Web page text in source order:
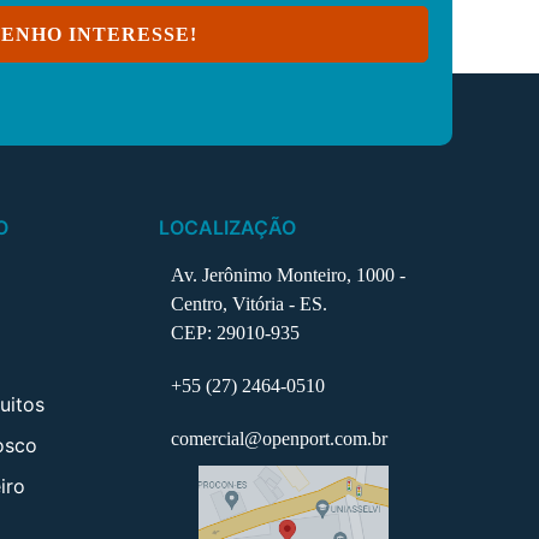
INTERESSE!
LOCALIZAÇÃO
Av. Jerônimo Monteiro, 1000 -
Centro, Vitória - ES.
CEP: 29010-935
+55 (27) 2464-0510
comercial@openport.com.br